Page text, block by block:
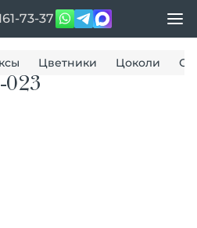
73-37
Цветники Цоколи